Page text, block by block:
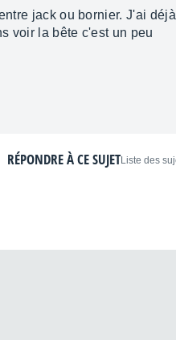
jack ou bornier. J'ai déjà
voir la bête c'est un peu
RÉPONDRE À CE SUJET